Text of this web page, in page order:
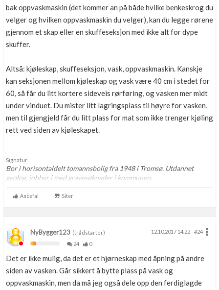
bak oppvaskmaskin (det kommer an på både hvilke benkeskrog du
velger og hvilken oppvaskmaskin du velger), kan du legge rørene
gjennom et skap eller en skuffeseksjon med ikke alt for dype
skuffer.
Altså: kjøleskap, skuffeseksjon, vask, oppvaskmaskin. Kanskje
kan seksjonen mellom kjøleskap og vask være 40 cm i stedet for
60, så får du litt kortere sideveis rørføring, og vasken mer midt
under vinduet. Du mister litt lagringsplass til høyre for vasken,
men til gjengjeld får du litt plass for mat som ikke trenger kjøling
rett ved siden av kjøleskapet.
Signatur
Bor i horisontaldelt tomannsbolig fra 1948 i Tromsø. Utdannet
geolog, jobber i med gravesøknader i kommunen.
Anbefal Siter
NyBygger123 (trådstarter) 12.10.2017 14.22
#24
24
0
Det er ikke mulig, da det er et hjørneskap med åpning på andre
siden av vasken. Går sikkert å bytte plass på vask og
oppvaskmaskin, men da må jeg også dele opp den ferdiglagde